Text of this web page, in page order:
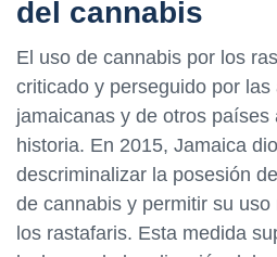
del cannabis
El uso de cannabis por los
criticado y perseguido por las
jamaicanas y de otros países
historia. En 2015, Jamaica
descriminalizar la posesión
de cannabis y permitir su
los rastafaris. Esta medida